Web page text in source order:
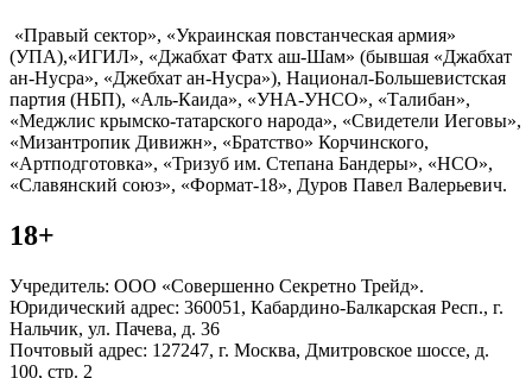
«Правый сектор», «Украинская повстанческая армия»
(УПА),«ИГИЛ», «Джабхат Фатх аш-Шам» (бывшая «Джабхат
ан-Нусра», «Джебхат ан-Нусра»), Национал-Большевистская
партия (НБП), «Аль-Каида», «УНА-УНСО», «Талибан»,
«Меджлис крымско-татарского народа», «Свидетели Иеговы»,
«Мизантропик Дивижн», «Братство» Корчинского,
«Артподготовка», «Тризуб им. Степана Бандеры», «НСО»,
«Славянский союз», «Формат-18», Дуров Павел Валерьевич.
18+
Учредитель: ООО «Совершенно Секретно Трейд».
Юридический адрес: 360051, Кабардино-Балкарская Респ., г.
Нальчик, ул. Пачева, д. 36
Почтовый адрес: 127247, г. Москва, Дмитровское шоссе, д.
100, стр. 2